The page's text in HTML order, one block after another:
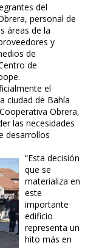
del
personal de
áreas de la
y
de
de
el
ciudad de Bahía
Obrera,
las necesidades
desarrollos
“Esta decisión
que se
materializa en
este
importante
edificio
representa un
hito más en